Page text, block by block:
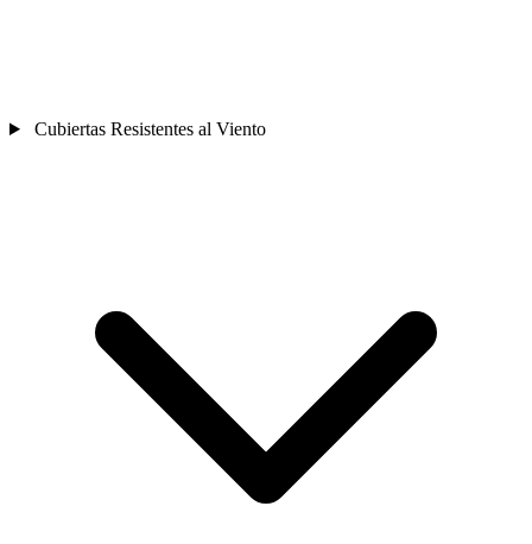
Cubiertas Resistentes al Viento